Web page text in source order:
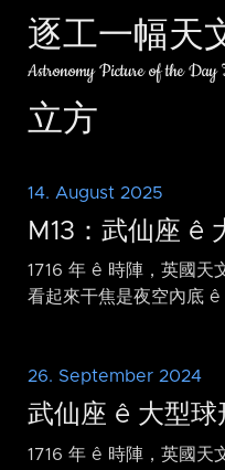
逐工一幅天
Astronomy Picture of the Day
立方
14. August 2025
M13：武仙座 ê
1716 年 ê 時陣，英國
看起來干焦是夜空內底 ê
26. September 2024
武仙座 ê 大型球
1716 年 ê 時陣，英國天